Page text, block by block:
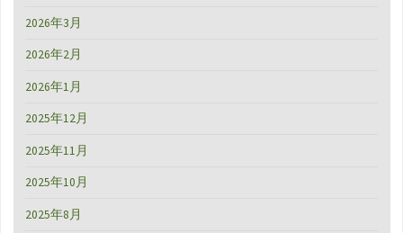
2026年3月
2026年2月
2026年1月
2025年12月
2025年11月
2025年10月
2025年8月